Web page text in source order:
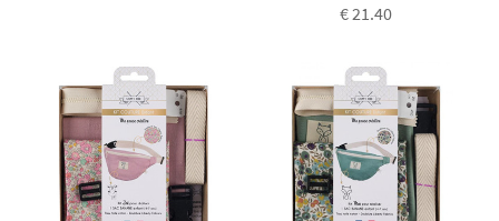
€ 21.40